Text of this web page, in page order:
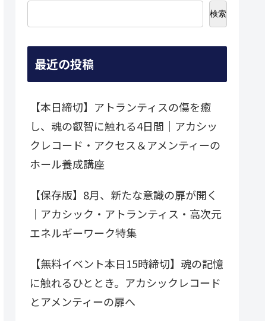
検索
最近の投稿
【本日締切】アトランティスの傷を癒
し、魂の叡智に触れる4日間｜アカシッ
クレコード・アクセス＆アメンティーの
ホール養成講座
【保存版】8月、新たな意識の扉が開く
｜アカシック・アトランティス・高次元
エネルギーワーク特集
【無料イベント本日15時締切】魂の記憶
に触れるひととき。アカシックレコード
とアメンティーの扉へ